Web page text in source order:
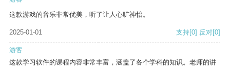
这款游戏的音乐非常优美，听了让人心旷神怡。
2025-01-01 支持[0] 反对[0]
游客
这款学习软件的课程内容非常丰富，涵盖了各个学科的知识。老师的讲